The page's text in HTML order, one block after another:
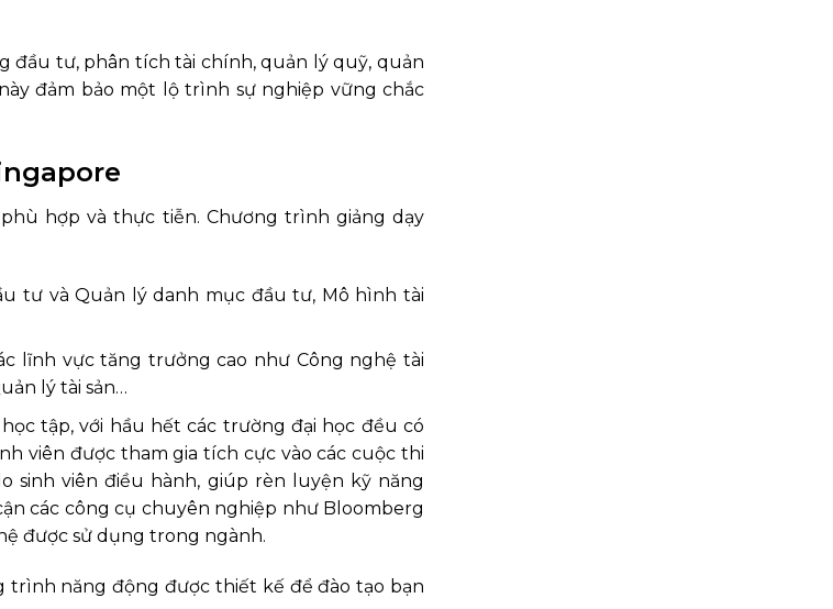
đầu tư, phân tích tài chính, quản lý quỹ, quản
đảm bảo một lộ trình sự nghiệp vững chắc
hợp và thực tiễn. Chương trình giảng dạy
tư và Quản lý danh mục đầu tư, Mô hình tài
lĩnh vực tăng trưởng cao như Công nghệ tài
lý tài sản…
tập, với hầu hết các trường đại học đều có
viên được tham gia tích cực vào các cuộc thi
viên điều hành, giúp rèn luyện kỹ năng
các công cụ chuyên nghiệp như Bloomberg
được sử dụng trong ngành.
năng động được thiết kế để đào tạo bạn